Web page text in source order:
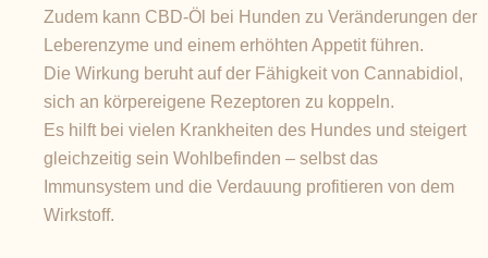
Zudem kann CBD-Öl bei Hunden zu Veränderungen der
Leberenzyme und einem erhöhten Appetit führen.
Die Wirkung beruht auf der Fähigkeit von Cannabidiol,
sich an körpereigene Rezeptoren zu koppeln.
Es hilft bei vielen Krankheiten des Hundes und steigert
gleichzeitig sein Wohlbefinden – selbst das
Immunsystem und die Verdauung profitieren von dem
Wirkstoff.